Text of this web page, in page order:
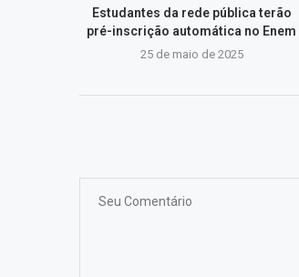
Estudantes da rede pública terão
pré-inscrição automática no Enem
25 de maio de 2025